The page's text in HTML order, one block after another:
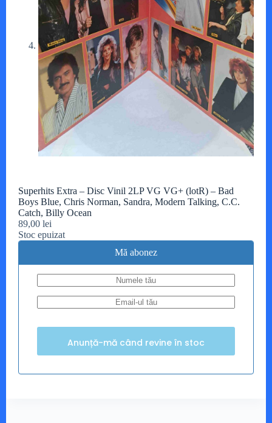
Superhits Extra – Disc Vinil 2LP VG VG+ (lotR) – Bad
Boys Blue, Chris Norman, Sandra, Modern Talking, C.C.
Catch, Billy Ocean
89,00 lei
Stoc epuizat
Mă abonez